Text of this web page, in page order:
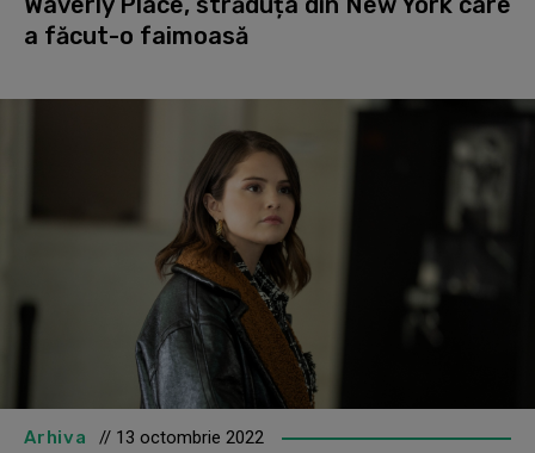
a făcut-o faimoasă
Arhiva // 13 octombrie 2022